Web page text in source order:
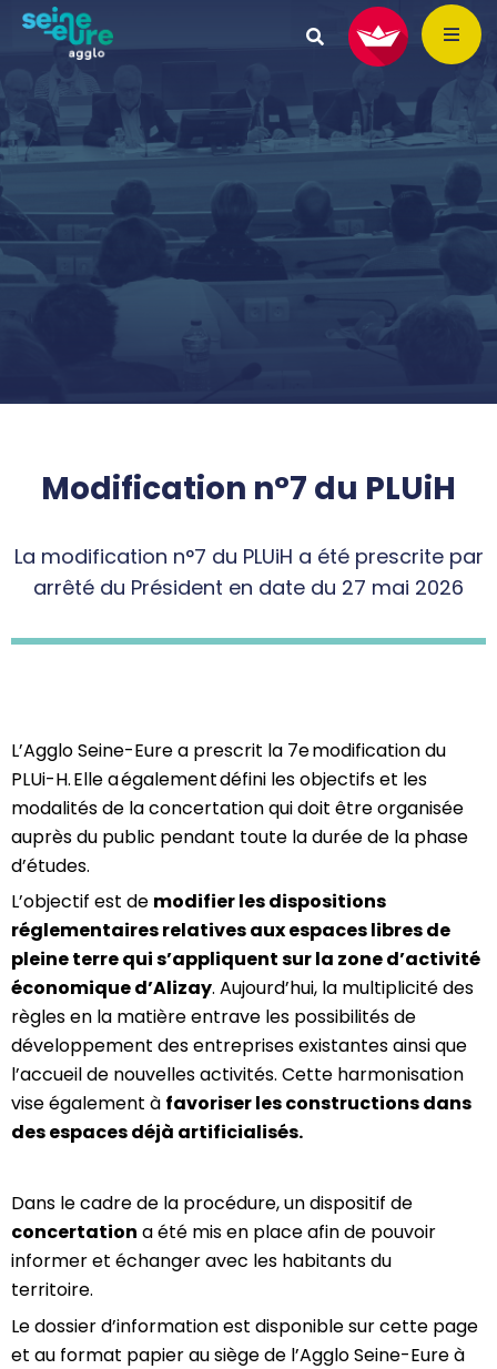
Modification n°7 du PLUiH
La modification n°7 du PLUiH a été prescrite par
arrêté du Président en date du 27 mai 2026
L’Agglo Seine-Eure a prescrit la 7e modification du
PLUi-H. Elle a également défini les objectifs et les
modalités de la concertation qui doit être organisée
auprès du public pendant toute la durée de la phase
d’études.
L’objectif est de modifier les dispositions
réglementaires relatives aux espaces libres de
pleine terre qui s’appliquent sur la zone d’activité
économique d’Alizay. Aujourd’hui, la multiplicité des
règles en la matière entrave les possibilités de
développement des entreprises existantes ainsi que
l’accueil de nouvelles activités. Cette harmonisation
vise également à favoriser les constructions dans
des espaces déjà artificialisés.
Dans le cadre de la procédure, un dispositif de
concertation a été mis en place afin de pouvoir
informer et échanger avec les habitants du
territoire.
Le dossier d’information est disponible sur cette page
et au format papier au siège de l’Agglo Seine-Eure à